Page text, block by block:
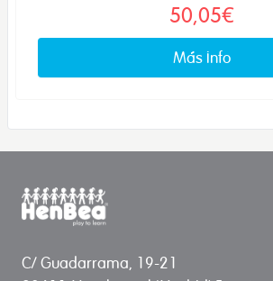
50,05€
Más info
C/ Guadarrama, 19-21